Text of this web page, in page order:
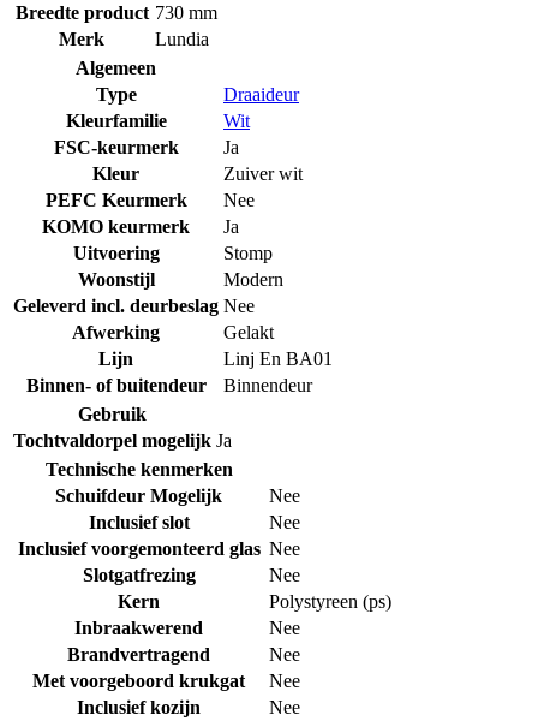
Breedte product 730 mm
Merk
Lundia
Algemeen
Type
Draaideur
Kleurfamilie
Wit
FSC-keurmerk
Ja
Kleur
Zuiver wit
PEFC Keurmerk
Nee
KOMO keurmerk
Ja
Uitvoering
Stomp
Woonstijl
Modern
Geleverd incl. deurbeslag Nee
Afwerking
Gelakt
Lijn
Linj En BA01
Binnen- of buitendeur
Binnendeur
Gebruik
Tochtvaldorpel mogelijk Ja
Technische kenmerken
Schuifdeur Mogelijk
Nee
Inclusief slot
Nee
Inclusief voorgemonteerd glas Nee
Slotgatfrezing
Nee
Kern
Polystyreen (ps)
Inbraakwerend
Nee
Brandvertragend
Nee
Met voorgeboord krukgat
Nee
Inclusief kozijn
Nee